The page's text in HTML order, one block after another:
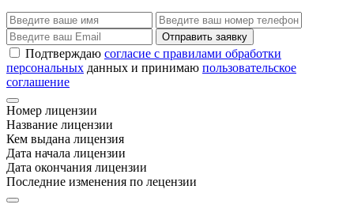
Отправить заявку
Подтверждаю согласие с правилами обработки
персональных данных и принимаю пользовательское
соглашение
Номер лицензии
Название лицензии
Кем выдана лицензия
Дата начала лицензии
Дата окончания лицензии
Последние изменения по лецензии